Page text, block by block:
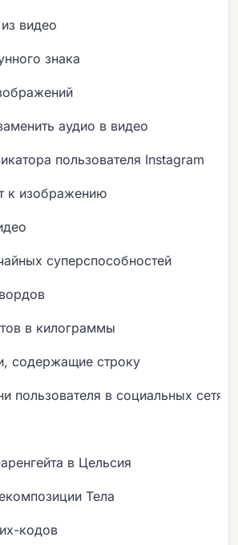
видео
знака
аудио в видео
пользователя Instagram
к изображению
суперспособностей
в килограммы
содержащие строку
пользователя в социальных сетях
в Цельсия
Тела
кодов